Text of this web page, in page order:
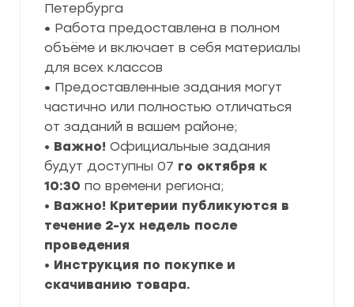
Петербурга
• Работа предоставлена в полном
объёме и включает в себя материалы
для всех классов
• Предоставленные задания могут
частично или полностью отличаться
от заданий в вашем районе;
• Важно! Официальные задания
будут доступны 07 го октября к
10:30 по времени региона;
• Важно! Критерии публикуются в
течение 2-ух недель после
проведения
• Инструкция по покупке и
скачиванию товара.